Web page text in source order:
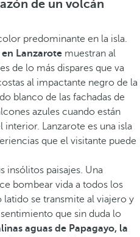
de un volcán
predominante en la isla.
Lanzarote muestran al
de lo más dispares que va
al impactante negro de la
blanco de las fachadas de
azules cuando están
Lanzarote es una isla
que el visitante puede
insólitos paisajes. Una
bombear vida a todos los
latido se transmite al viajero y
que sin duda lo
aguas de Papagayo, la